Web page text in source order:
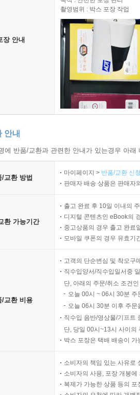
장 안내
촬영범위 : 박스 포장 작업
안내
에 반품/교환과 관련한 안내가 있는경우 아
/교환 방법
마이페이지 > 반품/교환 신
판매자 배송 상품은 판매자
환 가능기간
출고 완료 후 10일 이내의
디지털 콘텐츠인 eBook의
중고상품의 경우 출고 완료
모바일 쿠폰의 경우 유효기
/교환 비용
고객의 단순변심 및 착오구
직수입양서/직수입일서중
단, 아래의 주문/취소 조건
오늘 00시 ~ 06시 30분
오늘 06시 30분 이후 주
직수입 음반/영상물/기프트
단, 당일 00시~13시 사이의
박스 포장은 택배 배송이
소비자의 책임 있는 사유로
소비자의 사용, 포장 개봉
복제가 가능한 상품 등의